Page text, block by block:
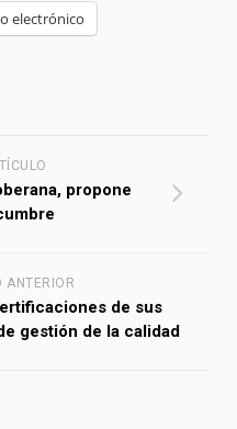
electrónico
propone
ANTERIOR
de sus
gestión de la calidad